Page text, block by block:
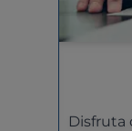
Disfruta